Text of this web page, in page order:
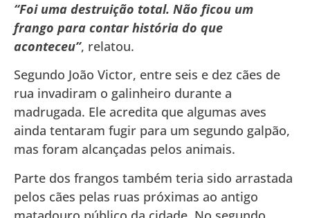
“Foi uma destruição total. Não ficou um
frango para contar história do que
aconteceu”, relatou.
Segundo João Victor, entre seis e dez cães de
rua invadiram o galinheiro durante a
madrugada. Ele acredita que algumas aves
ainda tentaram fugir para um segundo galpão,
mas foram alcançadas pelos animais.
Parte dos frangos também teria sido arrastada
pelos cães pelas ruas próximas ao antigo